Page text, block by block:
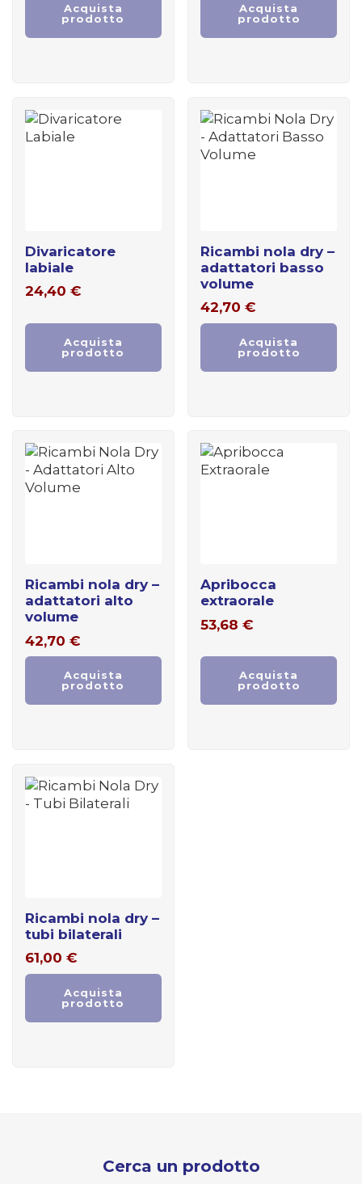
Acquista
prodotto
Acquista
prodotto
divaricatore
labiale
24,40 €
Acquista
prodotto
ricambi nola dry –
adattatori basso
volume
42,70 €
Acquista
prodotto
ricambi nola dry –
adattatori alto
volume
42,70 €
Acquista
prodotto
apribocca
extraorale
53,68 €
Acquista
prodotto
ricambi nola dry –
tubi bilaterali
61,00 €
Acquista
prodotto
Cerca un prodotto